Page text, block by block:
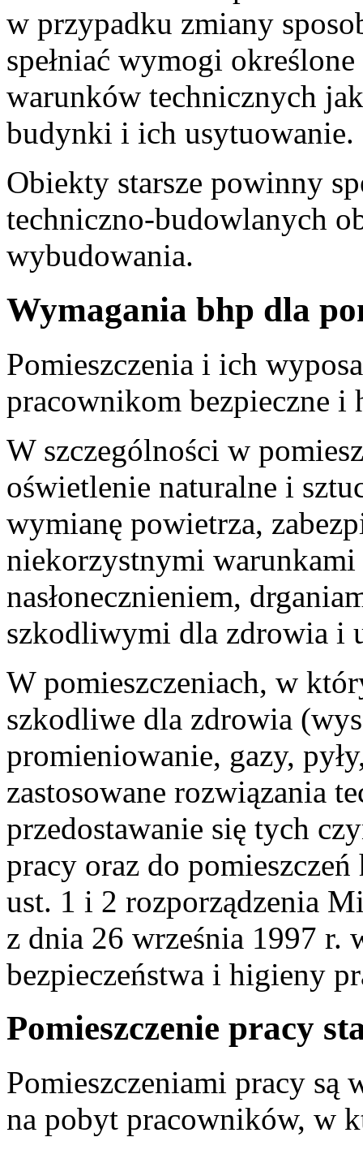
w przypadku zmiany
spełniać wymogi
warunków technicznych
budynki i ich usytuowanie.
Obiekty starsze powinny
techniczno-budowlanych
wybudowania.
Wymagania bhp dla
Pomieszczenia i ich
pracownikom bezpieczne
W szczególności w
oświetlenie naturalne i
wymianę powietrza,
niekorzystnymi
nasłonecznieniem,
szkodliwymi dla zdrowia i
W pomieszczeniach, w
szkodliwe dla zdrowia
promieniowanie, gazy,
zastosowane rozwiązania
przedostawanie się tych
pracy oraz do
ust. 1 i 2 rozporządzenia
z dnia 26 września 1997 r.
bezpieczeństwa i higieny
Pomieszczenie pracy
Pomieszczeniami pracy są
na pobyt pracowników, w